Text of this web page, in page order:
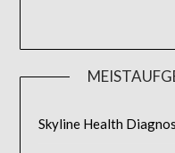
Skyline Health